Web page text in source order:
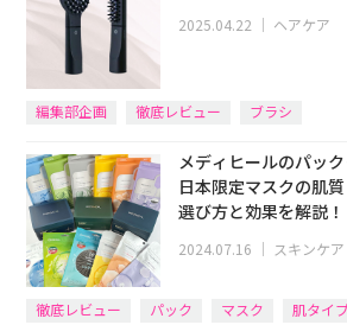
2025.04.22 ｜ ヘアケア
編集部企画 徹底レビュー ブラシ
メディヒールのパッ
日本限定マスクの肌
選び方と効果を解説！
2024.07.16 ｜ スキンケア
徹底レビュー パック マスク 肌タイ